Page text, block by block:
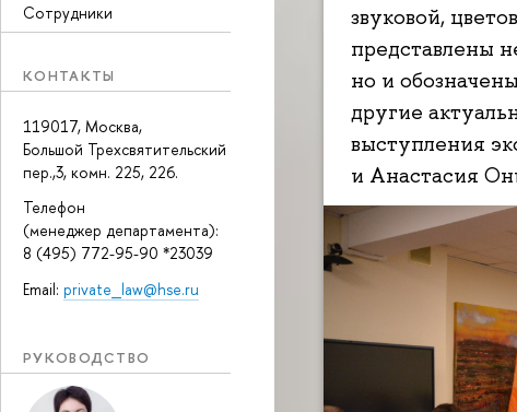
Сотрудники
КОНТАКТЫ
119017, Москва,
Большой Трехсвятительский
пер.,3, комн. 225, 226.
Телефон
(менеджер департамента):
8 (495) 772-95-90 *23039
Email: private_law@hse.ru
РУКОВОДСТВО
звуковой,
представлены
но и
другие
выступления
и Анастасия